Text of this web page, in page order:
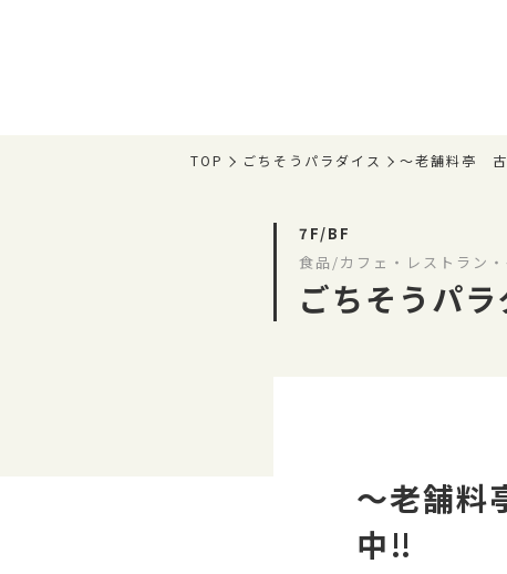
TOP ごちそうパラダイス ～老舗料
7F/BF
食品/カフェ・レストラン
ごちそうパラ
～老舗